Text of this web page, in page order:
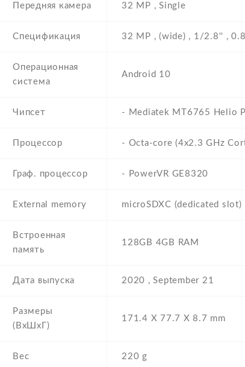
Передняя камера 32 MP , Single
Спецификация 32 MP , (wide) , 1/2.8'' ,
Операционная
система
Android 10
Чипсет - Mediatek MT6765 Helio
Процессор - Octa-core (4x2.3 GHz
Граф. процессор - PowerVR GE8320
External memory microSDXC (dedicated slot)
Встроенная
память
128GB 4GB RAM
Дата выпуска 2020 , September 21
Размеры
(ВхШхГ)
171.4 Х 77.7 Х 8.7 mm
Вес 220 g